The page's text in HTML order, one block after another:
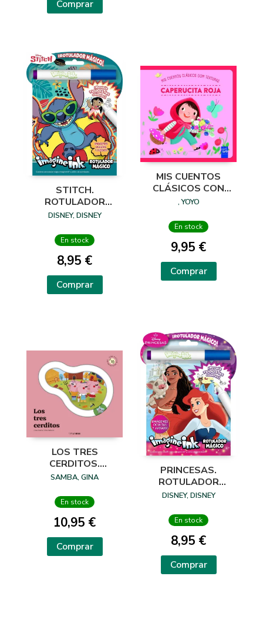
Comprar
STITCH.
ROTULADOR
MÁGICO
DISNEY, DISNEY
En stock
8,95 €
Comprar
MIS CUENTOS
CLÁSICOS CON
TEXTURAS.
, YOYO
En stock
9,95 €
Comprar
LOS TRES
CERDITOS.
CUENTO CON
DESLIZABLES
SAMBA, GINA
En stock
10,95 €
Comprar
PRINCESAS.
ROTULADOR
MÁGICO 3
DISNEY, DISNEY
En stock
8,95 €
Comprar